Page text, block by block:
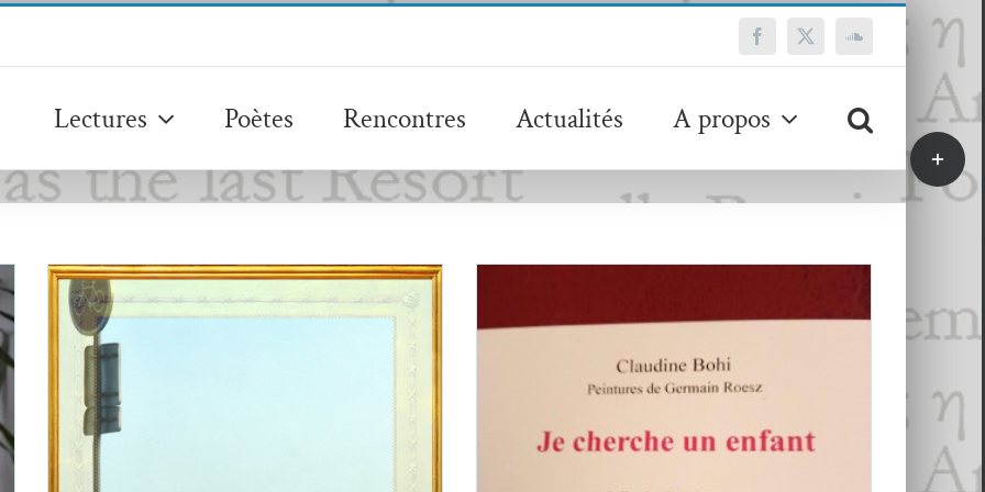
Facebook
X SoundCloud
Lectures Poètes Rencontres Actualités A propos
Claudine Bohi et Adrienne Arth,
A
Bascule
de
la
barre